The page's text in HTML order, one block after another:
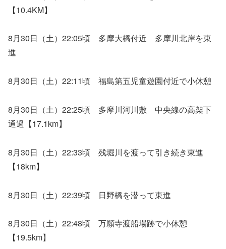
【10.4KM】
8月30日（土）22:05頃 多摩大橋付近 多摩川北岸を東
進
8月30日（土）22:11頃 福島第五児童遊園付近で小休憩
8月30日（土）22:25頃 多摩川河川敷 中央線の高架下
通過【17.1km】
8月30日（土）22:33頃 残堀川を渡って引き続き東進
【18km】
8月30日（土）22:39頃 日野橋を潜って東進
8月30日（土）22:48頃 万願寺渡船場跡で小休憩
【19.5km】